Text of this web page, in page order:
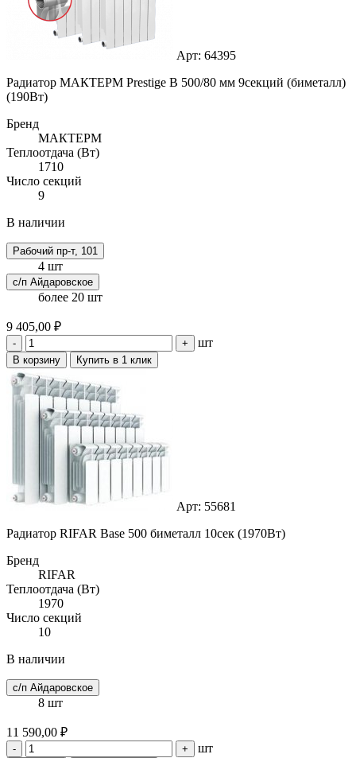
Арт: 64395
Радиатор МАКТЕРМ Prestige B 500/80 мм 9секций (биметалл)
(190Вт)
Бренд
МАКТЕРМ
Теплоотдача (Вт)
1710
Число секций
9
В наличии
Рабочий пр-т, 101
4 шт
с/п Айдаровское
более 20 шт
9 405,00 ₽
- + шт
В корзину Купить в 1 клик
Арт: 55681
Радиатор RIFAR Base 500 биметалл 10сек (1970Вт)
Бренд
RIFAR
Теплоотдача (Вт)
1970
Число секций
10
В наличии
с/п Айдаровское
8 шт
11 590,00 ₽
- + шт